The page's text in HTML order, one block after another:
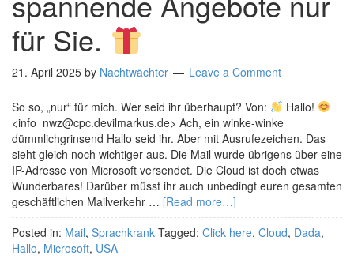
für Sie.
21. April 2025 by Nachtwächter Leave a Comment
So so, „nur“ für mich. Wer seid ihr überhaupt? Von:
Hallo!
<info_nwz@cpc.devilmarkus.de> Ach, ein winke-winke
dümmlichgrinsend Hallo seid ihr. Aber mit Ausrufezeichen. Das
sieht gleich noch wichtiger aus. Die Mail wurde übrigens über eine
IP-Adresse von Microsoft versendet. Die Cloud ist doch etwas
Wunderbares! Darüber müsst ihr auch unbedingt euren gesamten
geschäftlichen Mailverkehr … [Read more…]
Posted in: Mail, Sprachkrank Tagged: Click here, Cloud, Dada,
Hallo, Microsoft, USA